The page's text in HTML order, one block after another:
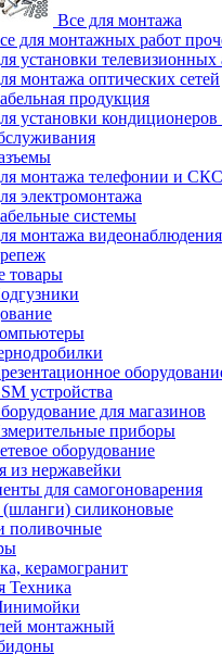
Все для монтажа
для монтажных работ
установки телевизионных
монтажа оптических сетей
продукция
установки кондиционеров
монтажа телефонии и СКС
электромонтажа
системы
монтажа видеонаблюдения
товары
устройства
для магазинов
приборы
оборудование
из нержавейки
для самогоноварения
силиконовые
поливочные
керамогранит
Техника
монтажный